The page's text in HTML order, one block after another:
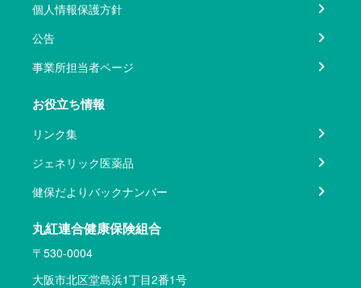
個人情報保護方針
公告
事業所担当者ページ
お役立ち情報
リンク集
ジェネリック医薬品
健保だよりバックナンバー
丸紅連合健康保険組合
〒530-0004
大阪市北区堂島浜1丁目2番1号